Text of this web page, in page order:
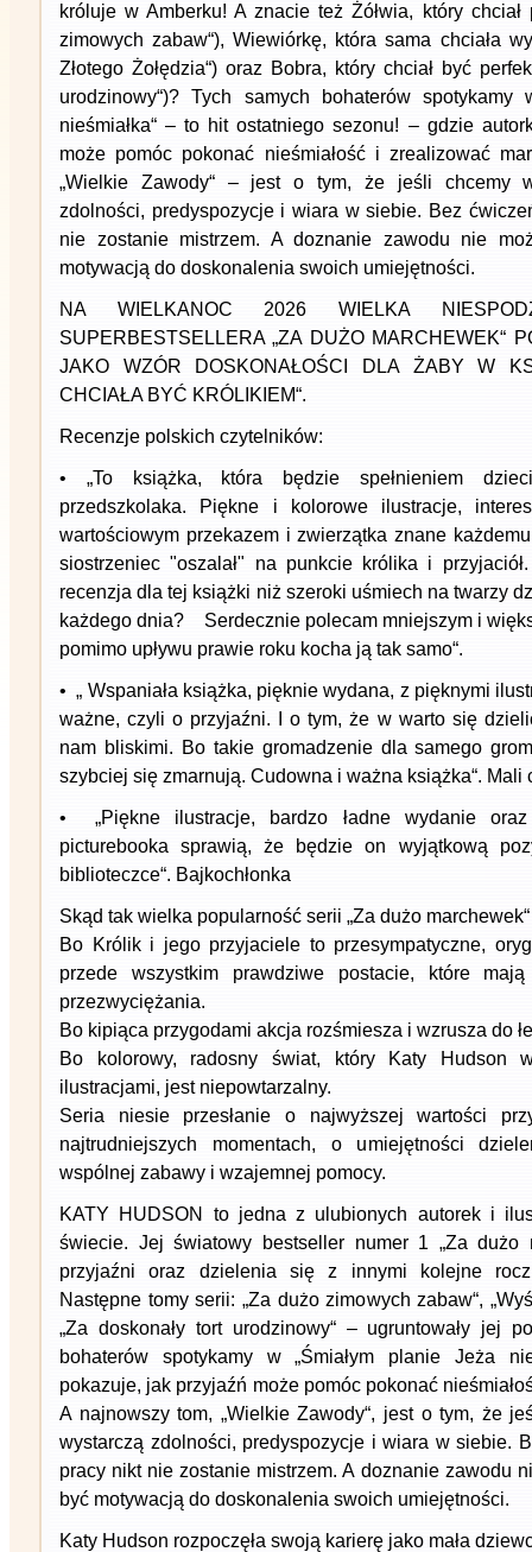
króluje w Amberku! A znacie też Żółwia, który chciał
zimowych zabaw“), Wiewiórkę, która sama chciała
Złotego Żołędzia“) oraz Bobra, który chciał być
urodzinowy“)? Tych samych bohaterów spotykamy
nieśmiałka“ – to hit ostatniego sezonu! – gdzie
może pomóc pokonać nieśmiałość i zrealizować
„Wielkie Zawody“ – jest o tym, że jeśli chcemy
zdolności, predyspozycje i wiara w siebie. Bez
nie zostanie mistrzem. A doznanie zawodu nie
motywacją do doskonalenia swoich umiejętności.
NA WIELKANOC 2026 WIELKA
SUPERBESTSELLERA „ZA DUŻO MARCHEWEK“
JAKO WZÓR DOSKONAŁOŚCI DLA ŻABY W
CHCIAŁA BYĆ KRÓLIKIEM“.
Recenzje polskich czytelników:
• „To książka, która będzie spełnieniem
przedszkolaka. Piękne i kolorowe ilustracje,
wartościowym przekazem i zwierzątka znane
siostrzeniec "oszalał" na punkcie królika i
recenzja dla tej książki niż szeroki uśmiech na twarzy
każdego dnia? Serdecznie polecam mniejszym i
pomimo upływu prawie roku kocha ją tak samo“.
• „ Wspaniała książka, pięknie wydana, z pięknymi
ważne, czyli o przyjaźni. I o tym, że w warto się
nam bliskimi. Bo takie gromadzenie dla samego
szybciej się zmarnują. Cudowna i ważna książka“. Mali
• „Piękne ilustracje, bardzo ładne wydanie oraz
picturebooka sprawią, że będzie on wyjątkową
biblioteczce“. Bajkochłonka
Skąd tak wielka popularność serii „Za dużo
Bo Królik i jego przyjaciele to przesympatyczne,
przede wszystkim prawdziwe postacie, które
przezwyciężania.
Bo kipiąca przygodami akcja rozśmiesza i wzrusza do
Bo kolorowy, radosny świat, który Katy Hudson
ilustracjami, jest niepowtarzalny.
Seria niesie przesłanie o najwyższej wartości
najtrudniejszych momentach, o umiejętności
wspólnej zabawy i wzajemnej pomocy.
KATY HUDSON to jedna z ulubionych autorek i
świecie. Jej światowy bestseller numer 1 „Za dużo
przyjaźni oraz dzielenia się z innymi kolejne
Następne tomy serii: „Za dużo zimowych zabaw“,
„Za doskonały tort urodzinowy“ – ugruntowały jej
bohaterów spotykamy w „Śmiałym planie Jeża
pokazuje, jak przyjaźń może pomóc pokonać
A najnowszy tom, „Wielkie Zawody“, jest o tym, że
wystarczą zdolności, predyspozycje i wiara w siebie.
pracy nikt nie zostanie mistrzem. A doznanie zawodu
być motywacją do doskonalenia swoich umiejętności.
Katy Hudson rozpoczęła swoją karierę jako mała